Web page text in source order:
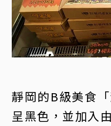
靜岡的B級美食
呈黑色，並加入